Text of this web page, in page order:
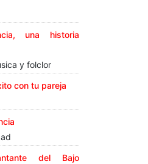
una historia
y folclor
con tu pareja
del Bajo